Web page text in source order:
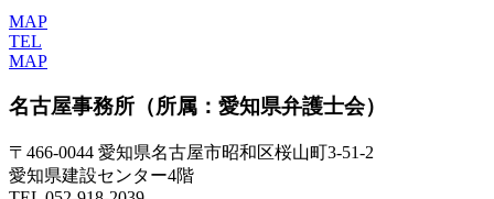
MAP
TEL
MAP
名古屋事務所 （所属：愛知県弁護士会）
〒466-0044 愛知県名古屋市昭和区桜山町3-51-2
愛知県建設センター4階